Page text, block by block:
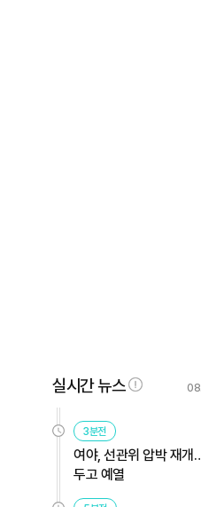
실시간 뉴스
3분전
여야, 선관위 압박 재개
두고 예열